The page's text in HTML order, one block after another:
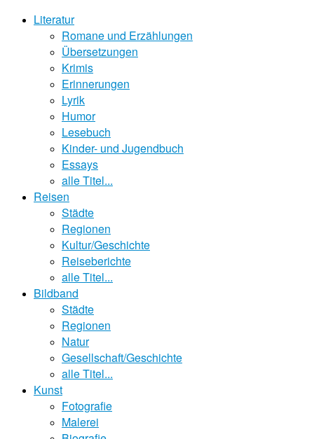
Literatur
Romane und Erzählungen
Übersetzungen
Krimis
Erinnerungen
Lyrik
Humor
Lesebuch
Kinder- und Jugendbuch
Essays
alle Titel...
Reisen
Städte
Regionen
Kultur/Geschichte
Reiseberichte
alle Titel...
Bildband
Städte
Regionen
Natur
Gesellschaft/Geschichte
alle Titel...
Kunst
Fotografie
Malerei